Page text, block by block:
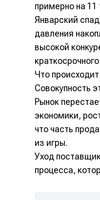
примерно на
Январский
давления
высокой
Что
Совокупность
Рынок
экономики,
что часть
из игры.
Уход
процесса,